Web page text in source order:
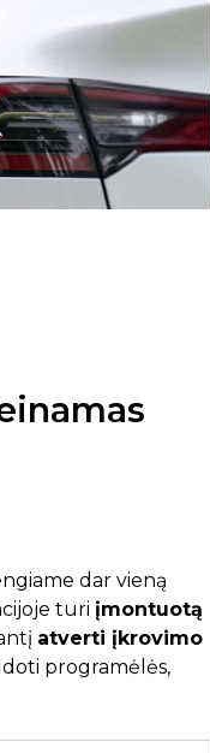
dar vieną
turi įmontuotą
atverti įkrovimo
programėlės,